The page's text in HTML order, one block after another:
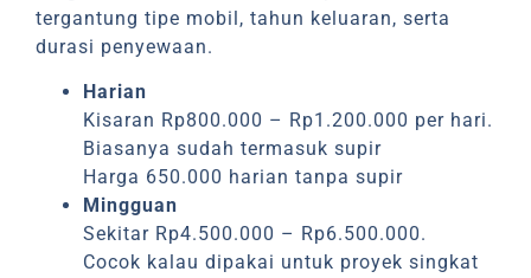
tergantung tipe mobil, tahun keluaran, serta
durasi penyewaan.
Harian
Kisaran Rp800.000 – Rp1.200.000 per hari.
Biasanya sudah termasuk supir
Harga 650.000 harian tanpa supir
Mingguan
Sekitar Rp4.500.000 – Rp6.500.000.
Cocok kalau dipakai untuk proyek singkat